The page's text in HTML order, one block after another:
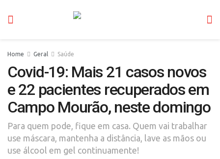
Home Geral Saúde
Covid-19: Mais 21 casos novos
e 22 pacientes recuperados em
Campo Mourão, neste domingo
Para quem pode, fique em casa. Quem vai trabalhar
use máscara, mantenha a distância, lave as mãos ou
use álcool em gel continuamente!